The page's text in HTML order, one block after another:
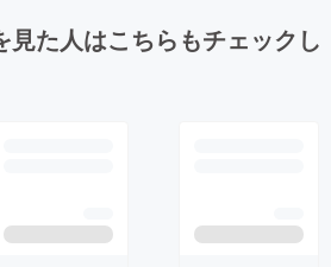
見た人はこちらもチェックし